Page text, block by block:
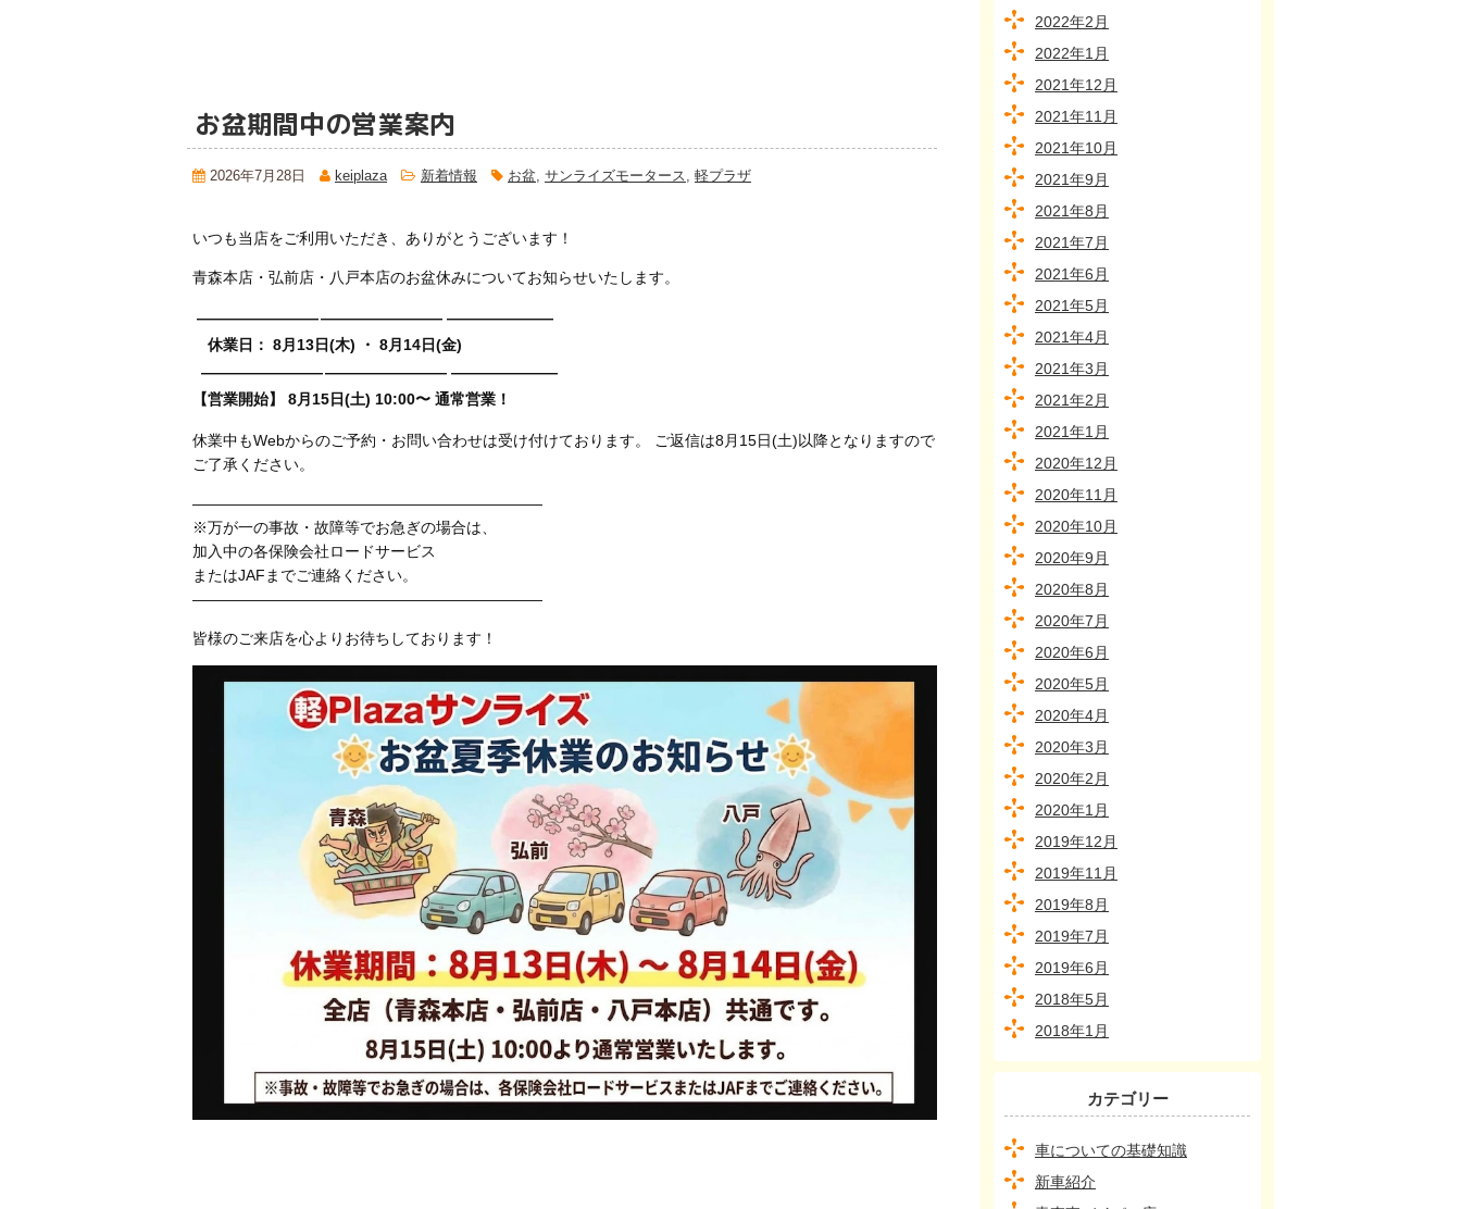
お盆期間中の営業案内
2026年7月28日 keiplaza 新着情報 お盆, サンライズモータース, 軽プラザ
いつも当店をご利用いただき、ありがとうございます！
青森本店・弘前店・八戸本店のお盆休みについてお知らせいたします。
———————————————— ———————
休業日： 8月13日(木) ・ 8月14日(金)
———————————————— ———————
【営業開始】 8月15日(土) 10:00〜 通常営業！
休業中もWebからのご予約・お問い合わせは受け付けております。 ご返信は8月15日(土)以降となりますので
ご了承ください。
———————————————————————
※万が一の事故・故障等でお急ぎの場合は、
加入中の各保険会社ロードサービス
またはJAFまでご連絡ください。
———————————————————————
皆様のご来店を心よりお待ちしております！
2022年2月
2022年1月
2021年12月
2021年11月
2021年10月
2021年9月
2021年8月
2021年7月
2021年6月
2021年5月
2021年4月
2021年3月
2021年2月
2021年1月
2020年12月
2020年11月
2020年10月
2020年9月
2020年8月
2020年7月
2020年6月
2020年5月
2020年4月
2020年3月
2020年2月
2020年1月
2019年12月
2019年11月
2019年8月
2019年7月
2019年6月
2018年5月
2018年1月
カテゴリー
車についての基礎知識
新車紹介